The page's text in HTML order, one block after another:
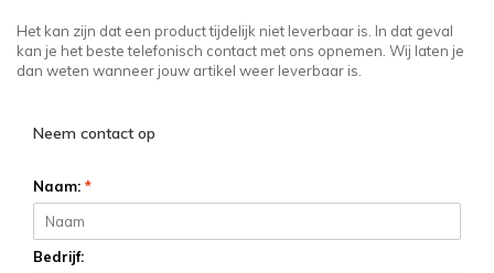
Het kan zijn dat een product tijdelijk niet leverbaar is. In dat geval
kan je het beste telefonisch contact met ons opnemen. Wij laten je
dan weten wanneer jouw artikel weer leverbaar is.
Neem contact op
Naam: *
Bedrijf: